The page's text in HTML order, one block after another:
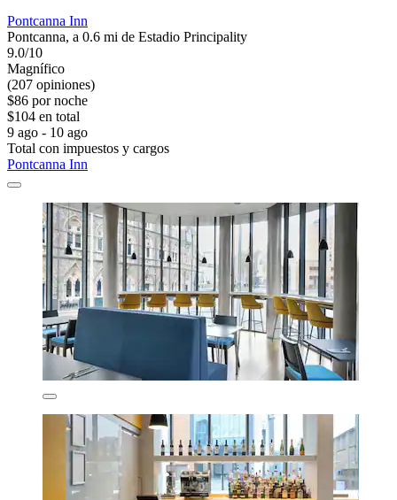
Pontcanna Inn
Pontcanna, a 0.6 mi de Estadio Principality
9.0/10
Magnífico
(207 opiniones)
$86 por noche
$104 en total
9 ago - 10 ago
Total con impuestos y cargos
Pontcanna Inn